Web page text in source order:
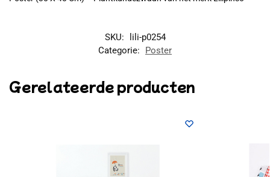
SKU:
lili-p0254
Categorie:
Poster
Gerelateerde producten